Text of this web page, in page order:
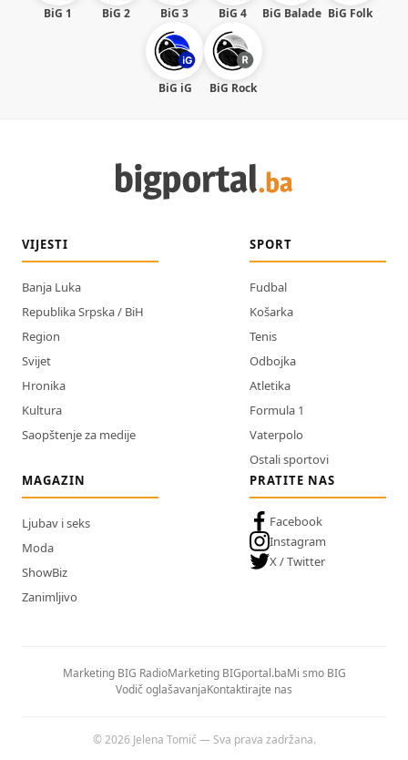
BiG 1 BiG 2 BiG 3 BiG 4 BiG Balade BiG Folk
BiG iG BiG Rock
VIJESTI
Banja Luka
Republika Srpska / BiH
Region
Svijet
Hronika
Kultura
Saopštenje za medije
SPORT
Fudbal
Košarka
Tenis
Odbojka
Atletika
Formula 1
Vaterpolo
Ostali sportovi
MAGAZIN
Ljubav i seks
Moda
ShowBiz
Zanimljivo
PRATITE NAS
Facebook
Instagram
X / Twitter
Marketing BIG RadioMarketing BIGportal.baMi smo BIG
Vodič oglašavanjaKontaktirajte nas
© 2026 Jelena Tomić — Sva prava zadržana.